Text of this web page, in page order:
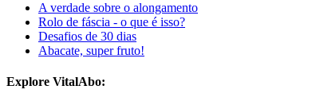
A verdade sobre o alongamento
Rolo de fáscia - o que é isso?
Desafios de 30 dias
Abacate, super fruto!
Explore VitalAbo: